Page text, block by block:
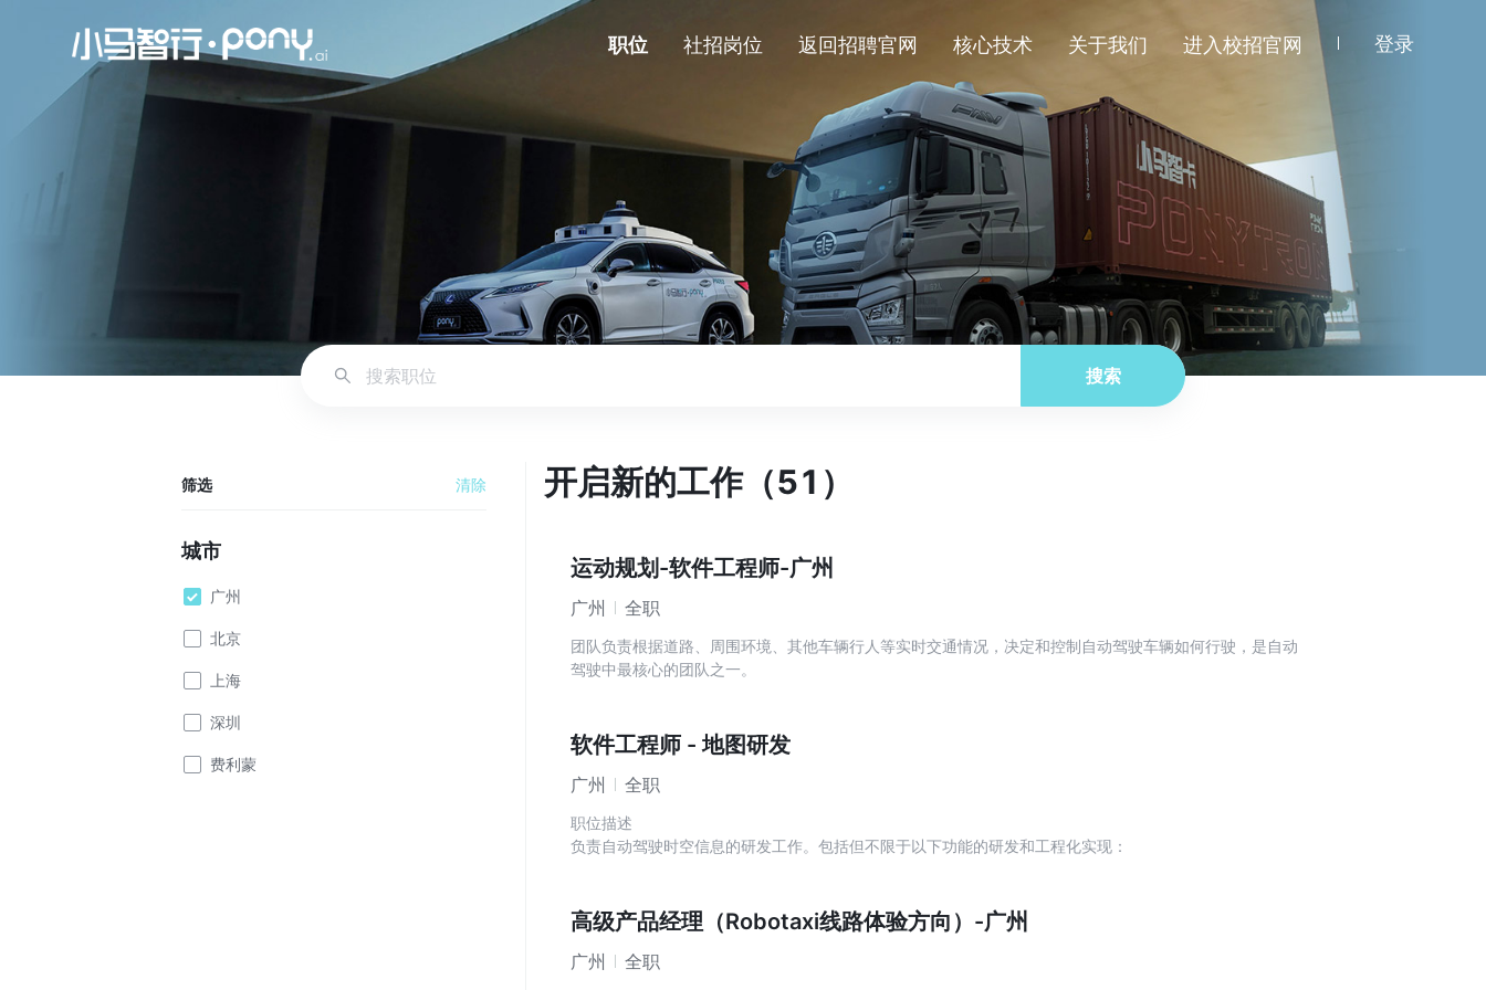
职位 社招岗位 返回招聘官网 核心技术 关于我们 进入校招官网 登录
搜索
筛选 清除
城市
广州
北京
上海
深圳
费利蒙
开启新的工作（51）
运动规划-软件工程师-广州
广州 全职
团队负责根据道路、周围环境、其他车辆行人等实时交通情况，决定和控制自动驾驶车辆如何行驶，是自动
驾驶中最核心的团队之一。
2. 高精度、高性能的计算几何与数值计算算法开发与优化；
软件工程师 - 地图研发
广州 全职
职位描述
负责自动驾驶时空信息的研发工作。包括但不限于以下功能的研发和工程化实现：
3. 时空信息的车载应用及性能优化
高级产品经理（Robotaxi线路体验方向）-广州
广州 全职